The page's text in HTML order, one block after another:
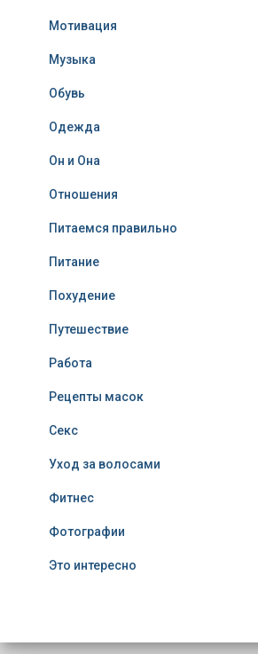
Мотивация
Музыка
Обувь
Одежда
Он и Она
Отношения
Питаемся правильно
Питание
Похудение
Путешествие
Работа
Рецепты масок
Секс
Уход за волосами
Фитнес
Фотографии
Это интересно